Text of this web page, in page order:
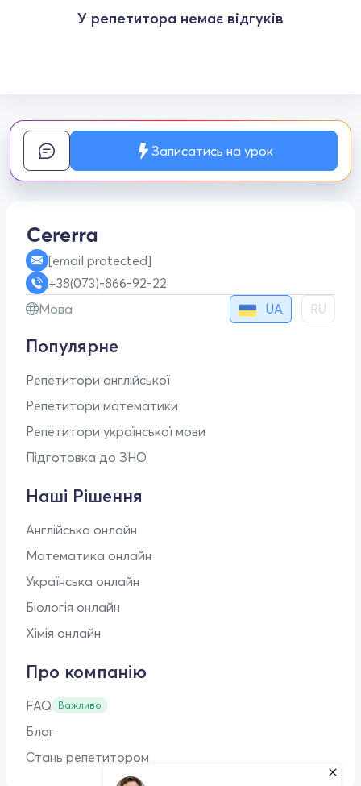
У репетитора немає відгуків
Записатись на урок
[email protected]
+38(073)-866-92-22
Мова
UA RU
Популярне
Репетитори англійської
Репетитори математики
Репетитори української мови
Підготовка до ЗНО
Наші Рішення
Англійська онлайн
Математика онлайн
Українська онлайн
Біологія онлайн
Хімія онлайн
Про компанію
FAQ Важливо
Блог
Стань репетитором